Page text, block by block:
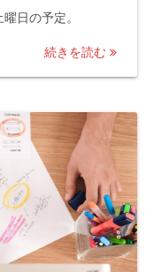
日の予定。
続きを読む